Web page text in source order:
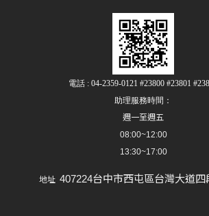
電話 : 04-2359-0121 #23800 #23801
助理服務時間：
週一至週五
08:00~12:00
13:30~17:00
地址 407224台中市西屯區台灣大道四